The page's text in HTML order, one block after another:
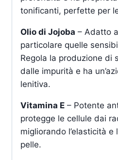
tonificanti, perfette per
Olio di Jojoba – Adatto
particolare quelle
Regola la produzione di
dalle impurità e ha
lenitiva.
Vitamina E – Potente
protegge le cellule dai
migliorando l’elasticità
pelle.